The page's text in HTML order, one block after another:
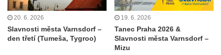
20. 6. 2026
Slavnosti města Varnsdorf –
den třetí (Tumeša, Tygroo)
19. 6. 2026
Tanec Praha 2026 &
Slavnosti města Varnsdorf –
Mizu